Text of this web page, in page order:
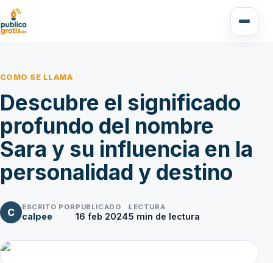
COMO SE LLAMA
Descubre el significado
profundo del nombre
Sara y su influencia en la
personalidad y destino
C ESCRITO POR
calpee
PUBLICADO
16 feb 2024
LECTURA
5 min de lectura